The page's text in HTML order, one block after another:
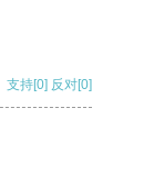
支持[0] 反对[0]